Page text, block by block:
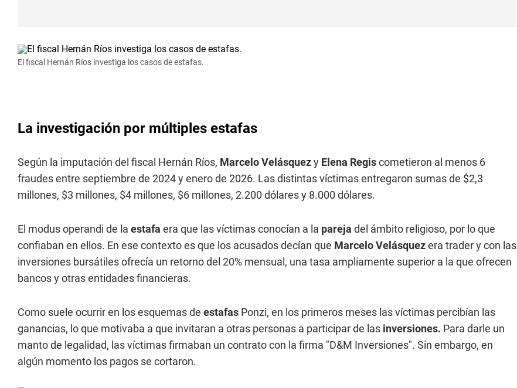
El fiscal Hernán Ríos investiga los casos de estafas.
La investigación por múltiples estafas
Según la imputación del fiscal Hernán Ríos, Marcelo Velásquezy Elena Regiscometieron al menos 6
fraudes entre septiembre de 2024 y enero de 2026. Las distintas víctimas entregaron sumas de $2,3
millones, $3 millones, $4 millones, $6 millones, 2.200 dólares y 8.000 dólares.
El modus operandi de la estafa era que las víctimas conocían a la pareja del ámbito religioso, por lo que
confiaban en ellos. En ese contexto es que los acusados decían que Marcelo Velásquezera trader y con las
inversiones bursátiles ofrecía un retorno del 20% mensual, una tasa ampliamente superior a la que ofrecen
bancos y otras entidades financieras.
Como suele ocurrir en los esquemas de estafas Ponzi, en los primeros meses las víctimas percibían las
ganancias, lo que motivaba a que invitaran a otras personas a participar de las inversiones. Para darle un
manto de legalidad, las víctimas firmaban un contrato con la firma "D&M Inversiones". Sin embargo, en
algún momento los pagos se cortaron.